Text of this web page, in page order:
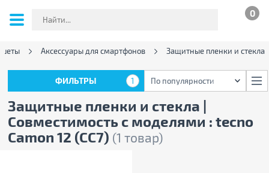
0
Аксессуары для смартфонов Защитные пленки и стекла
Защитные пленки и стекла |
Совместимость с моделями : tecno
Camon 12 (CC7) (1 товар)
ФИЛЬТРЫ 1 По популярности
ФИЛЬТРЫ 1 По популярности